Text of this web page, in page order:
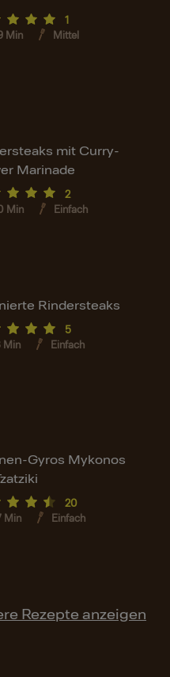
1
Min Mittel
mit Curry-
Marinade
2
Min Einfach
Rindersteaks
5
Min Einfach
Gyros Mykonos
20
Min Einfach
Rezepte anzeigen